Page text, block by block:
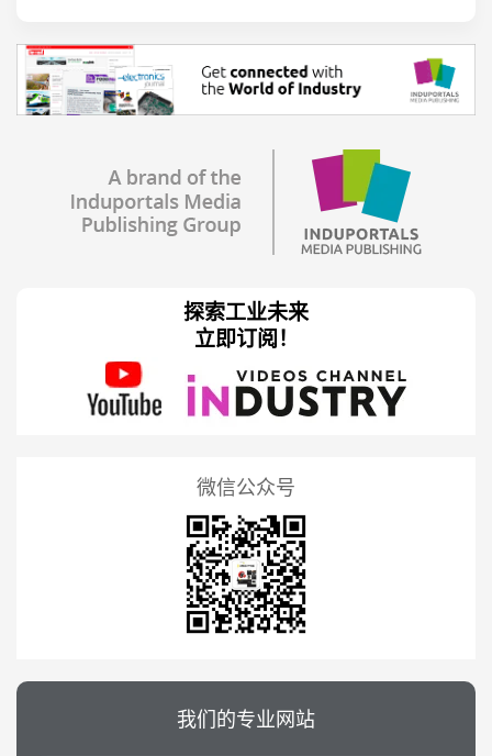
探索工业未来
立即订阅！
微信公众号
我们的专业网站